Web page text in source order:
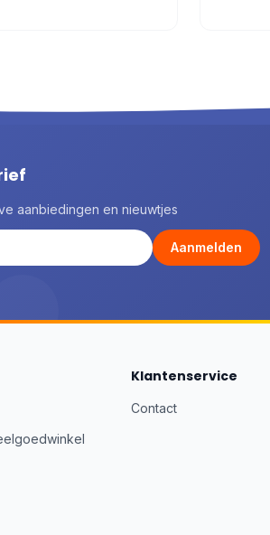
aanbiedingen en nieuwtjes
Aanmelden
Klantenservice
Contact